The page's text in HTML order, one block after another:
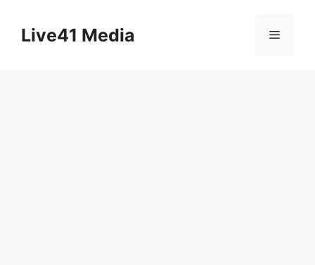
contentLive41 Media Menu